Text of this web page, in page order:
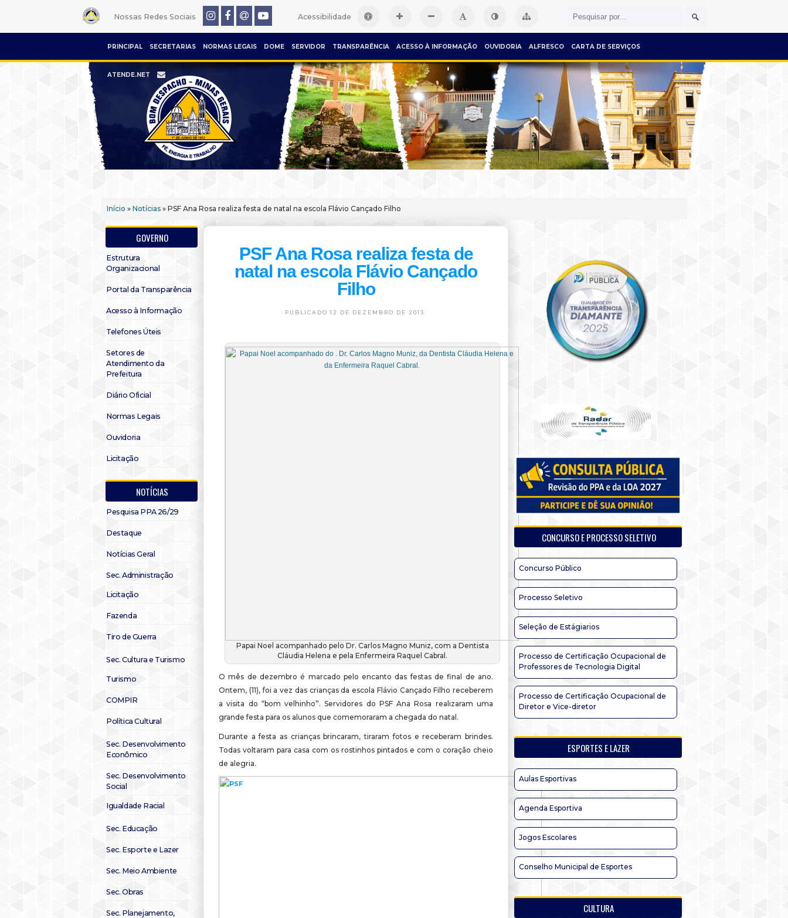
Nossas Redes Sociais Acessibilidade
PRINCIPAL SECRETARIAS NORMAS LEGAIS DOME SERVIDOR TRANSPARÊNCIA ACESSO À INFORMAÇÃO OUVIDORIA ALFRESCO CARTA DE SERVIÇOS
ATENDE.NET
Início » Notícias » PSF Ana Rosa realiza festa de natal na escola Flávio Cançado Filho
GOVERNO
Estrutura
Organizacional
Portal da Transparência
Acesso à Informação
Telefones Úteis
Setores de
Atendimento da
Prefeitura
Diário Oficial
Normas Legais
Ouvidoria
Licitação
NOTÍCIAS
Pesquisa PPA 26/29
Destaque
Notícias Geral
Sec. Administração
Licitação
Fazenda
Tiro de Guerra
Sec. Cultura e Turismo
Turismo
COMPIR
Política Cultural
Sec. Desenvolvimento
Econômico
Sec. Desenvolvimento
Social
Igualdade Racial
Sec. Educação
Sec. Esporte e Lazer
Sec. Meio Ambiente
Sec. Obras
Sec. Planejamento,
PSF Ana Rosa realiza festa de
natal na escola Flávio Cançado
Filho
PUBLICADO 12 DE DEZEMBRO DE 2013.
Papai Noel acompanhado pelo Dr. Carlos Magno Muniz, com a Dentista
Cláudia Helena e pela Enfermeira Raquel Cabral.
O mês de dezembro é marcado pelo encanto das festas de final de ano.
Ontem, (11), foi a vez das crianças da escola Flávio Cançado Filho receberem
a visita do “bom velhinho”. Servidores do PSF Ana Rosa realizaram uma
grande festa para os alunos que comemoraram a chegada do natal.
Durante a festa as crianças brincaram, tiraram fotos e receberam brindes.
Todas voltaram para casa com os rostinhos pintados e com o coração cheio
de alegria.
CONCURSO E PROCESSO SELETIVO
Concurso Público
Processo Seletivo
Seleção de Estágiarios
Processo de Certificação Ocupacional de
Professores de Tecnologia Digital
Processo de Certificação Ocupacional de
Diretor e Vice-diretor
ESPORTES E LAZER
Aulas Esportivas
Agenda Esportiva
Jogos Escolares
Conselho Municipal de Esportes
CULTURA